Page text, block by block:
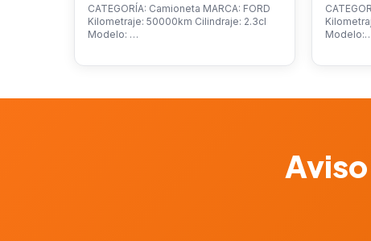
CATEGORÍA: Camioneta MARCA: FORD
Kilometraje: 50000km Cilindraje: 2.3cl
Modelo: …